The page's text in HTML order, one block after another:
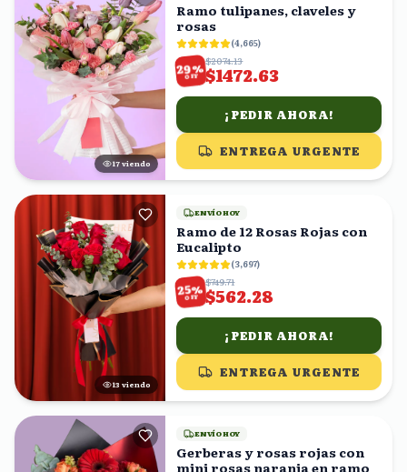
16viendo
Ramo tulipanes, claveles y
rosas
(4,665)
29%
OFF
$2074.13
$1472.63
¡PEDIR AHORA!
ENTREGA URGENTE
14 viendo
ENVÍO HOY
Ramo de 12 Rosas Rojas con
Eucalipto
(3,697)
25%
OFF
$749.71
$562.28
¡PEDIR AHORA!
ENTREGA URGENTE
ENVÍO HOY
Gerberas y rosas rojas con
mini rosas naranja en ramo